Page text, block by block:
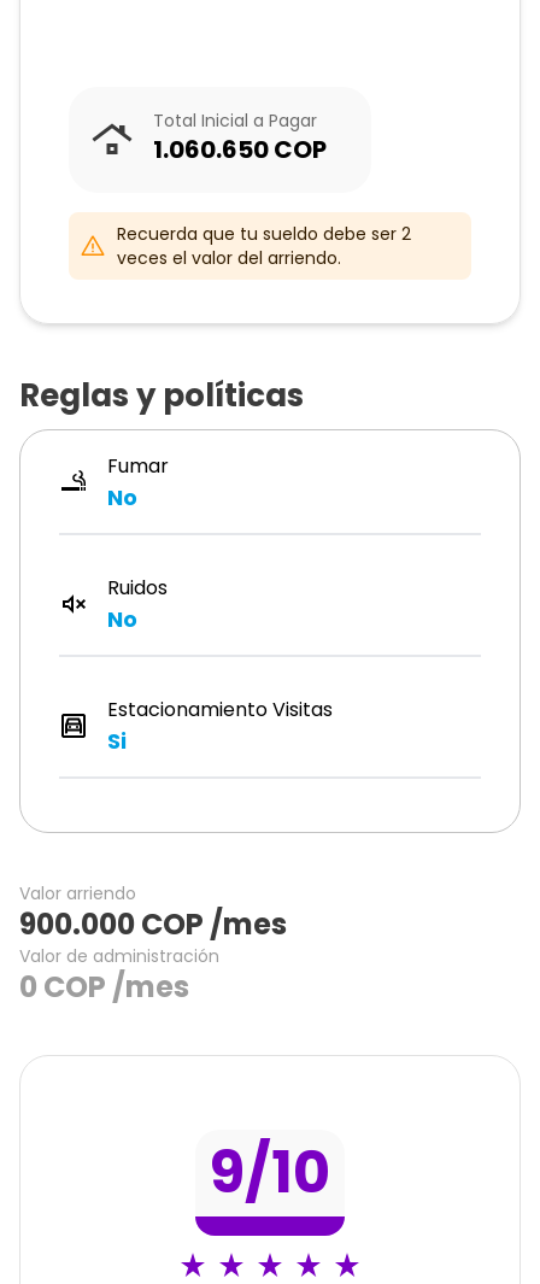
Total Inicial a Pagar
1.060.650COP
Recuerda que tu sueldo debe ser 2
veces el valor del arriendo.
Reglas y políticas
Fumar
No
Ruidos
No
Estacionamiento Visitas
Si
Valor arriendo
900.000COP /mes
Valor de administración
0 COP /mes
9/10